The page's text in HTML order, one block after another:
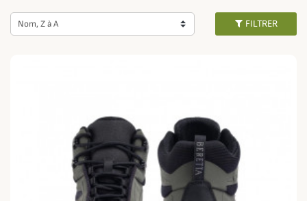
Nom, Z à A FILTRER